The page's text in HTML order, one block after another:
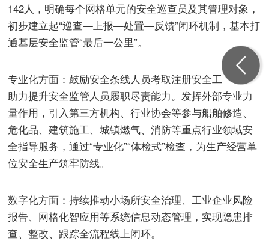
142人，明确每个网格单元的安全巡查员及其管理对象，
初步建立起“巡查—上报—处置—反馈”闭环机制，基本打
通基层安全监管“最后一公里”。
专业化方面：鼓励安全条线人员考取注册安全工程师，
助力提升安全监管人员履职尽责能力。发挥外部专业力
量作用，引入第三方机构、行业协会等参与船舶修造、
危化品、建筑施工、城镇燃气、消防等重点行业领域安
全指导服务，通过“专业化”“体检式”检查，为生产经营单
位安全生产筑牢防线。
数字化方面：持续推动小场所安全治理、工业企业风险
报告、网格化智应用等系统信息动态管理，实现隐患排
查、整改、跟踪全流程线上闭环。